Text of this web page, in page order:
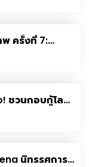
พ ครั้งที่ 7:
ของ “แมด,
ชวนกอบกู้โลก
Go
World
นิทรรศการ